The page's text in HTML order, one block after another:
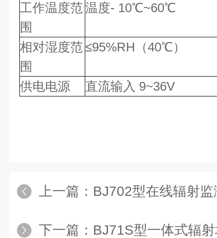
工作温度范
围
温度- 10℃~60℃
相对湿度范
围
≤95%RH（40℃）
供电电源 直流输入 9~36V
上一篇： BJ702型在线辐射
下一篇： BJ71S型一体式辐